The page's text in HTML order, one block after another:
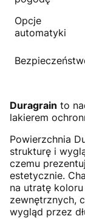
Opcje
automatyki
Duragrain to
lakierem
Powierzchnia
strukturę i
czemu
estetycznie.
na utratę
zewnętrznych,
wygląd przez